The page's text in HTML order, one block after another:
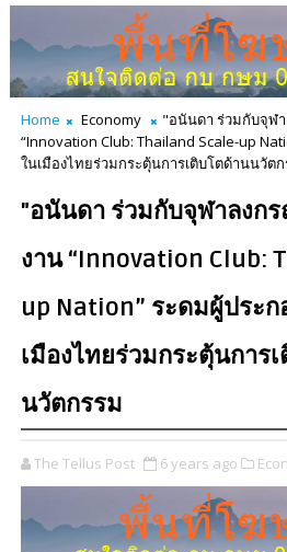
Home Economy
"อนันดา ร่วมกับจุฬ
“Innovation Club: Thailand Scale-up
ในเมืองไทยร่วมกระตุ้นการเติบโตด้านนวัต
"อนันดา ร่วมกับจุฬาลงก
งาน “Innovation Club:
up Nation” ระดมผู้ประ
เมืองไทยร่วมกระตุ้นการ
นวัตกรรม
The Tellus Post 6 years ago